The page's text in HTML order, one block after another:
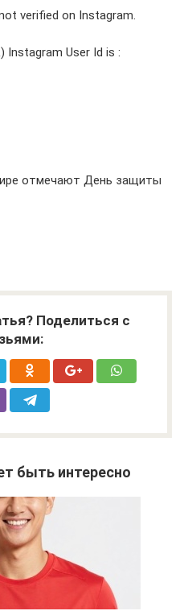
verified on Instagram.
Instagram User Id is :
отмечают День защиты
Поделиться с
быть интересно